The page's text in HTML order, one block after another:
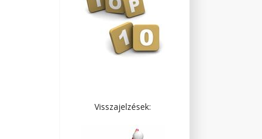
Visszajelzések: